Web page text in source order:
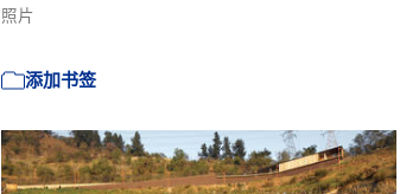
照片
添加书签